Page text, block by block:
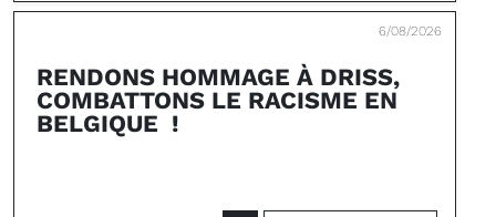
6/08/2026
RENDONS HOMMAGE À DRISS,
COMBATTONS LE RACISME EN
BELGIQUE !